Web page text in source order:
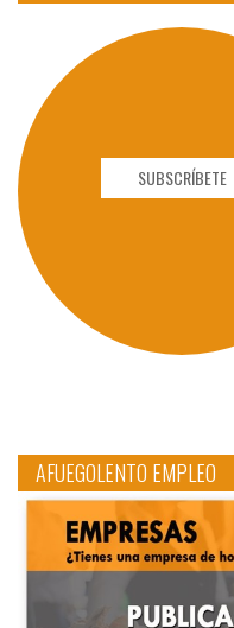
SUBSCRÍBETE
AFUEGOLENTO EMPLEO